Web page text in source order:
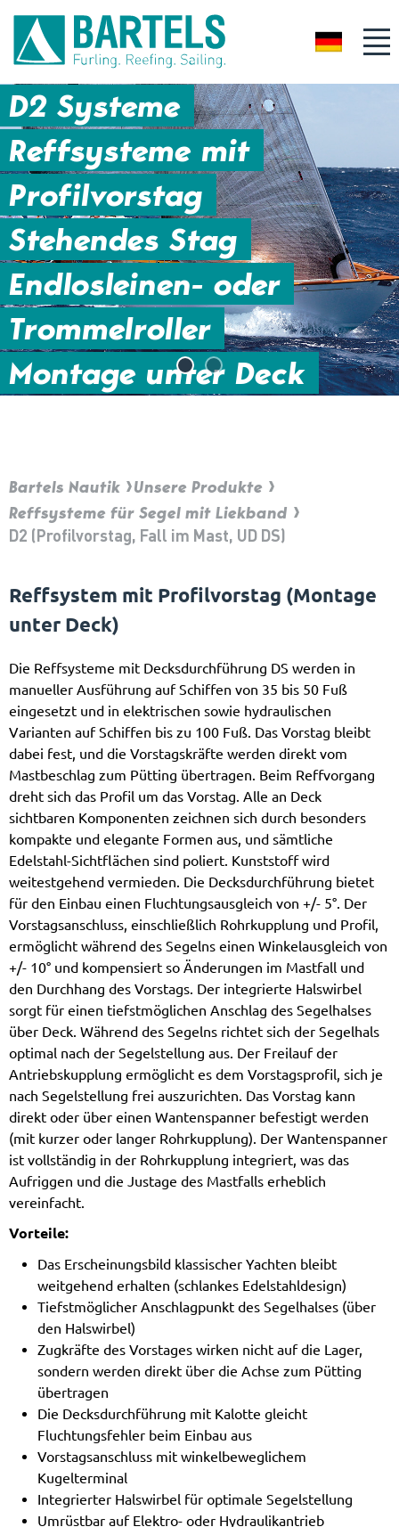
DE
Bartels Nautik
Unsere Produkte
Reffsysteme für Segel mit Liekband
D2 (Profilvorstag, Fall im Mast, UD DS)
D2 Systeme
Reffsysteme mit
Profilvorstag
Stehendes Stag
Endlosleinen- oder
Trommelroller
Montage unter Deck
Reffsystem mit Profilvorstag (Montage
unter Deck)
Die Reffsysteme mit Decksdurchführung DS werden in
manueller Ausführung auf Schiffen von 35 bis 50 Fuß
eingesetzt und in elektrischen sowie hydraulischen
Varianten auf Schiffen bis zu 100 Fuß. Das Vorstag bleibt
dabei fest, und die Vorstagskräfte werden direkt vom
Mastbeschlag zum Pütting übertragen. Beim Reffvorgang
dreht sich das Profil um das Vorstag. Alle an Deck
sichtbaren Komponenten zeichnen sich durch besonders
kompakte und elegante Formen aus, und sämtliche
Edelstahl-Sichtflächen sind poliert. Kunststoff wird
weitestgehend vermieden. Die Decksdurchführung bietet
für den Einbau einen Fluchtungsausgleich von +/- 5°. Der
Vorstagsanschluss, einschließlich Rohrkupplung und Profil,
ermöglicht während des Segelns einen Winkelausgleich von
+/- 10° und kompensiert so Änderungen im Mastfall und
den Durchhang des Vorstags. Der integrierte Halswirbel
sorgt für einen tiefstmöglichen Anschlag des Segelhalses
über Deck. Während des Segelns richtet sich der Segelhals
optimal nach der Segelstellung aus. Der Freilauf der
Antriebskupplung ermöglicht es dem Vorstagsprofil, sich je
nach Segelstellung frei auszurichten. Das Vorstag kann
direkt oder über einen Wantenspanner befestigt werden
(mit kurzer oder langer Rohrkupplung). Der Wantenspanner
ist vollständig in der Rohrkupplung integriert, was das
Aufriggen und die Justage des Mastfalls erheblich
vereinfacht.
Vorteile:
Das Erscheinungsbild klassischer Yachten bleibt
weitgehend erhalten (schlankes Edelstahldesign)
Tiefstmöglicher Anschlagpunkt des Segelhalses (über
den Halswirbel)
Zugkräfte des Vorstages wirken nicht auf die Lager,
sondern werden direkt über die Achse zum Pütting
übertragen
Die Decksdurchführung mit Kalotte gleicht
Fluchtungsfehler beim Einbau aus
Vorstagsanschluss mit winkelbeweglichem
Kugelterminal
Integrierter Halswirbel für optimale Segelstellung
Umrüstbar auf Elektro- oder Hydraulikantrieb